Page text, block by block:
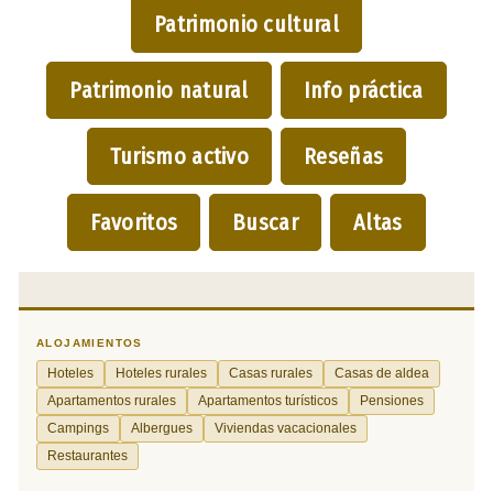
Patrimonio cultural
Patrimonio natural Info práctica
Turismo activo Reseñas
Favoritos Buscar Altas